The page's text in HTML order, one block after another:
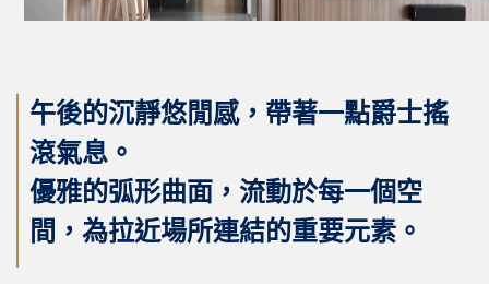
午後的沉靜悠閒感，帶著一點爵士搖
滾氣息。
優雅的弧形曲面，流動於每一個空
間，為拉近場所連結的重要元素。